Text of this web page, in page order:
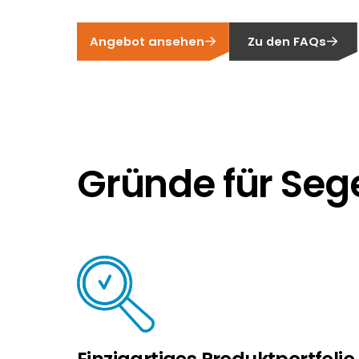
Angebot ansehen Zu den FAQs
Gründe für